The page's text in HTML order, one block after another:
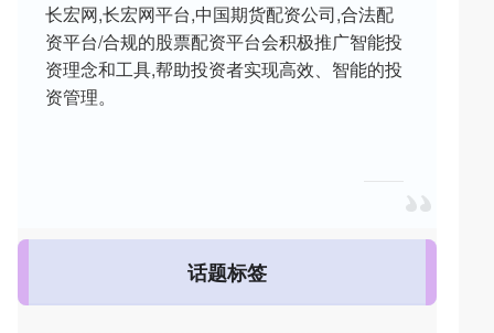
长宏网,长宏网平台,中国期货配资公司,合法配
资平台/合规的股票配资平台会积极推广智能投
资理念和工具,帮助投资者实现高效、智能的投
资管理。
话题标签